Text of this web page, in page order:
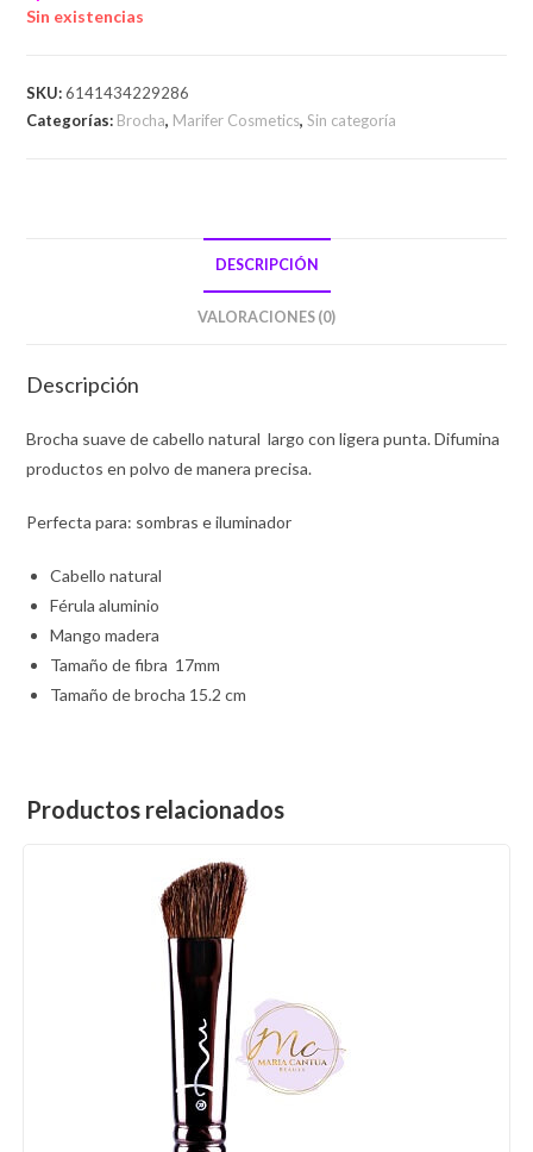
Sin existencias
SKU:6141434229286
Categorías: Brocha, Marifer Cosmetics,Sin categoría
DESCRIPCIÓN
VALORACIONES (0)
Descripción
Brocha suave de cabello natural largo con ligera punta. Difumina
productos en polvo de manera precisa.
Perfecta para: sombras e iluminador
Cabello natural
Férula aluminio
Mango madera
Tamaño de fibra 17mm
Tamaño de brocha 15.2 cm
Productos relacionados